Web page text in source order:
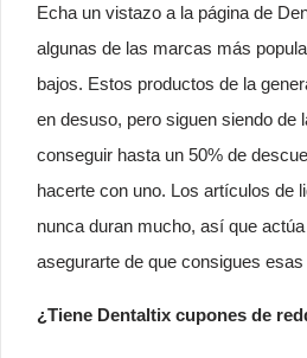
Echa un vistazo a la página de
algunas de las marcas más
bajos. Estos productos de la
en desuso, pero siguen siendo de
conseguir hasta un 50% de
hacerte con uno. Los artículos de
nunca duran mucho, así que
asegurarte de que consigues
¿Tiene Dentaltix cupones de